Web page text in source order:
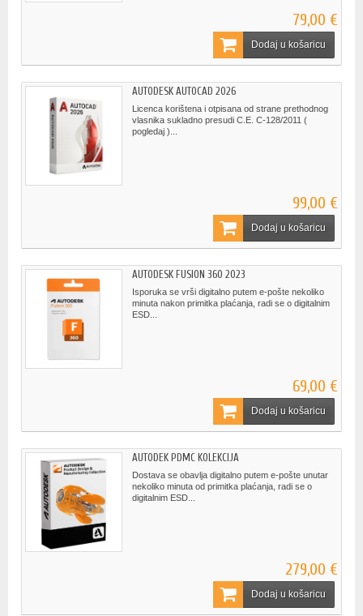
79,00 €
Dodaj u košaricu
AUTODESK AUTOCAD 2026
Licenca korištena i otpisana od strane prethodnog
vlasnika sukladno presudi C.E. C-128/2011 (
pogledaj )...
99,00 €
Dodaj u košaricu
AUTODESK FUSION 360 2023
Isporuka se vrši digitalno putem e-pošte nekoliko
minuta nakon primitka plaćanja, radi se o digitalnim
ESD...
69,00 €
Dodaj u košaricu
AUTODEK PDMC KOLEKCIJA
Dostava se obavlja digitalno putem e-pošte unutar
nekoliko minuta od primitka plaćanja, radi se o
digitalnim ESD...
279,00 €
Dodaj u košaricu